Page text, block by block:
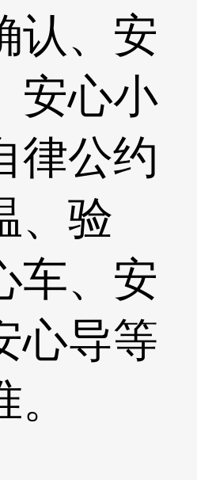
认、安
安心小
律公约
、验
车、安
心导等